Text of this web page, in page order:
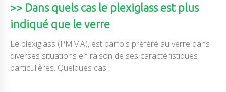
>> Dans quels cas le plexiglass est plus
indiqué que le verre
Le plexiglass (PMMA), est parfois préféré au verre dans
diverses situations en raison de ses caractéristiques
particulières. Quelques cas :